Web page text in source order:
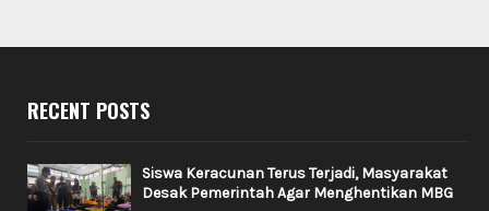
RECENT POSTS
Siswa Keracunan Terus Terjadi, Masyarakat
Desak Pemerintah Agar Menghentikan MBG